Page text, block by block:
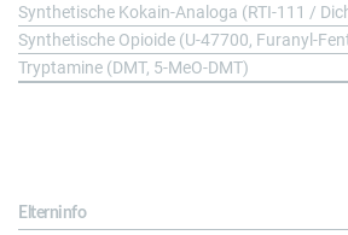
Synthetische Kokain-Analoga (RTI-111 /
Synthetische Opioide (U-47700, Furanyl-
Tryptamine (DMT, 5-MeO-DMT)
Elterninfo